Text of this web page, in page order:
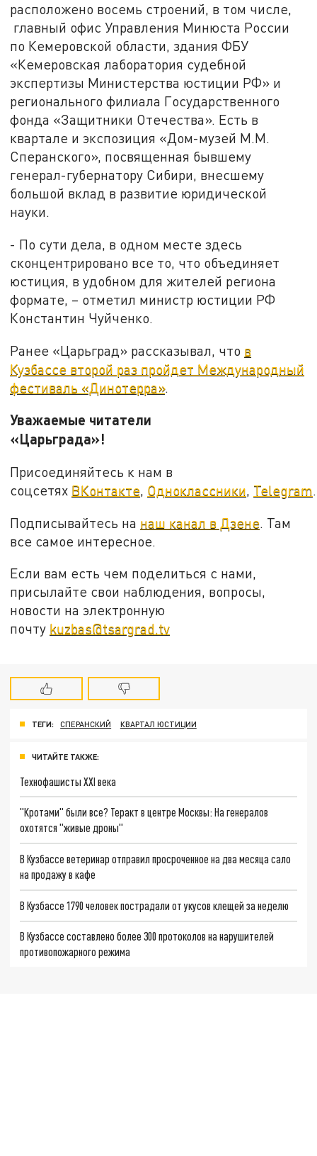
расположено восемь строений, в том числе,
главный офис Управления Минюста России
по Кемеровской области, здания ФБУ
«Кемеровская лаборатория судебной
экспертизы Министерства юстиции РФ» и
регионального филиала Государственного
фонда «Защитники Отечества». Есть в
квартале и экспозиция «Дом-музей М.М.
Сперанского», посвященная бывшему
генерал-губернатору Сибири, внесшему
большой вклад в развитие юридической
науки.
- По сути дела, в одном месте здесь
сконцентрировано все то, что объединяет
юстиция, в удобном для жителей региона
формате, – отметил министр юстиции РФ
Константин Чуйченко.
Ранее «Царьград» рассказывал, что в
Кузбассе второй раз пройдет Международный
фестиваль «Динотерра».
Уважаемые читатели
«Царьграда»!
Присоединяйтесь к нам в
соцсетях ВКонтакте, Одноклассники, Telegram.
Подписывайтесь на наш канал в Дзене . Там
все самое интересное.
Если вам есть чем поделиться с нами,
присылайте свои наблюдения, вопросы,
новости на электронную
почту kuzbas@tsargrad.tv
ТЕГИ: СПЕРАНСКИЙ КВАРТАЛ ЮСТИЦИИ
ЧИТАЙТЕ ТАКЖЕ:
Технофашисты XXI века
"Кротами" были все? Теракт в центре Москвы: На генералов
охотятся "живые дроны"
В Кузбассе ветеринар отправил просроченное на два месяца сало
на продажу в кафе
В Кузбассе 1790 человек пострадали от укусов клещей за неделю
В Кузбассе составлено более 300 протоколов на нарушителей
противопожарного режима